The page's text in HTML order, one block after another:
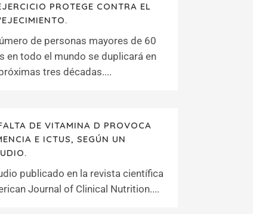
PROTEGE CONTRA EL
de personas mayores de 60
en todo el mundo se duplicará en
tres décadas....
DE VITAMINA D PROVOCA
E ICTUS, SEGÚN UN
publicado en la revista científica
Journal of Clinical Nutrition....